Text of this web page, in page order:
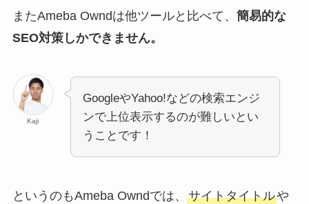
またAmeba Owndは他ツールと比べて、 簡易的な
SEO対策しかできません。
Kaji
GoogleやYahoo!などの検索エンジ
ンで上位表示するのが難しいとい
うことです！
というのもAmeba Owndでは、 サイトタイトルや